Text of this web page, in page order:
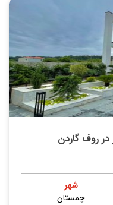
در روف گاردن
شهر
چمستان